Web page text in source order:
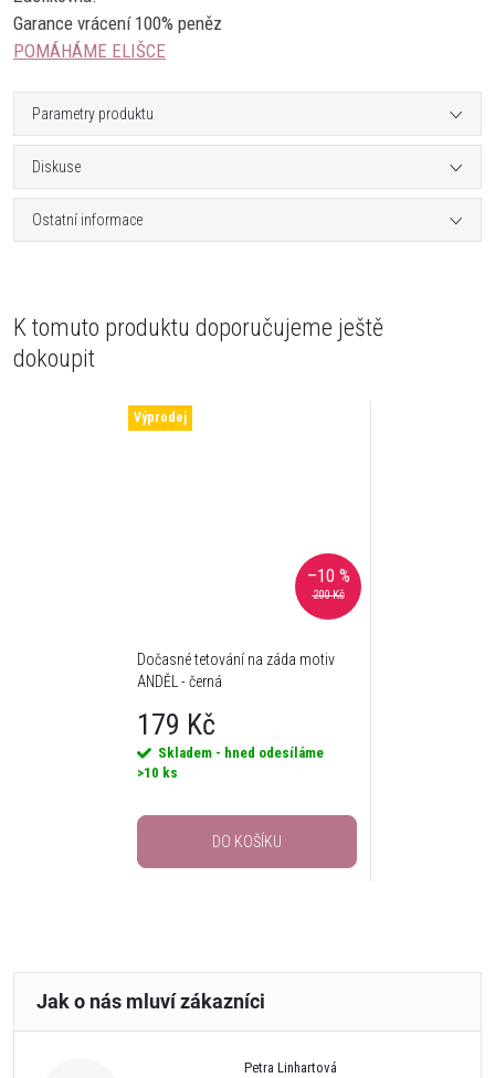
Garance vrácení 100% peněz
POMÁHÁME ELIŠCE
Parametry produktu
Diskuse
Ostatní informace
K tomuto produktu doporučujeme ještě
dokoupit
Výprodej
200 Kč
–10 %
Dočasné tetování na záda motiv
ANDĚL - černá
179 Kč
Skladem - hned odesíláme
>10 ks
DO KOŠÍKU
Petra Linhartová